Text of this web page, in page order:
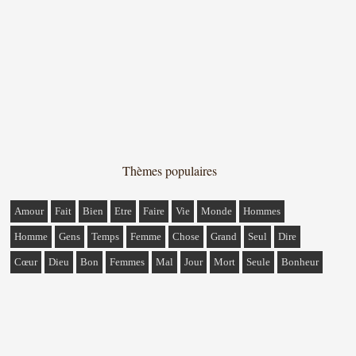
Thèmes populaires
Amour Fait Bien Etre Faire Vie Monde Hommes
Homme Gens Temps Femme Chose Grand Seul Dire
Cœur Dieu Bon Femmes Mal Jour Mort Seule Bonheur